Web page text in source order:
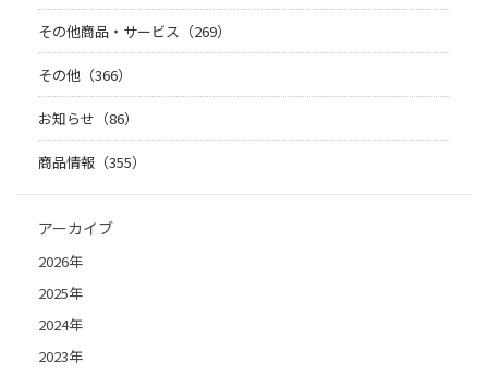
その他商品・サービス（269）
その他（366）
お知らせ（86）
商品情報（355）
アーカイブ
2026年
2025年
2024年
2023年